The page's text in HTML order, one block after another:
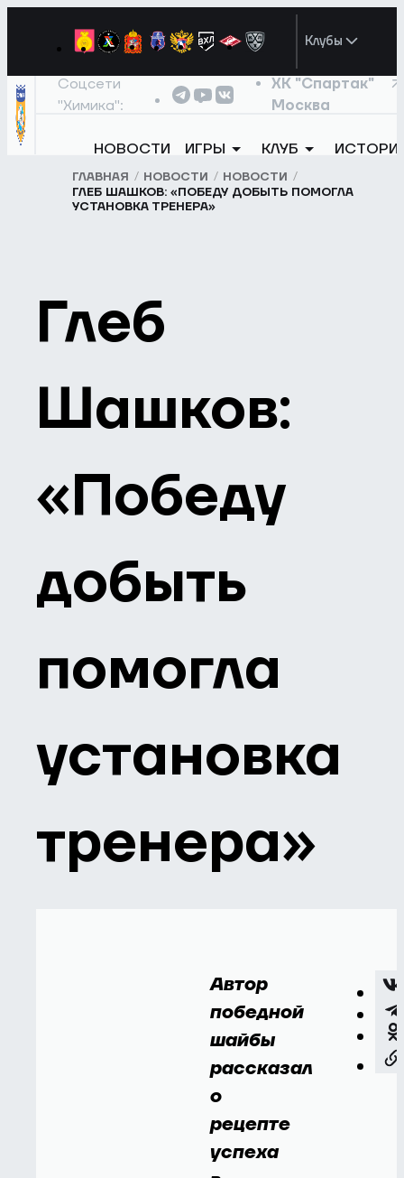
Клубы
Соцсети
"Химика":
ХК "Спартак"
Москва
НОВОСТИ ИГРЫ КЛУБ
ГЛАВНАЯ НОВОСТИ
НОВОСТИ
ГЛЕБ ШАШКОВ: «ПОБЕДУ ДОБЫТЬ ПОМОГЛА
УСТАНОВКА ТРЕНЕРА»
Глеб
Шашков:
«Победу
добыть
помогла
установка
тренера»
Автор
победной
шайбы
рассказал
о
рецепте
успеха